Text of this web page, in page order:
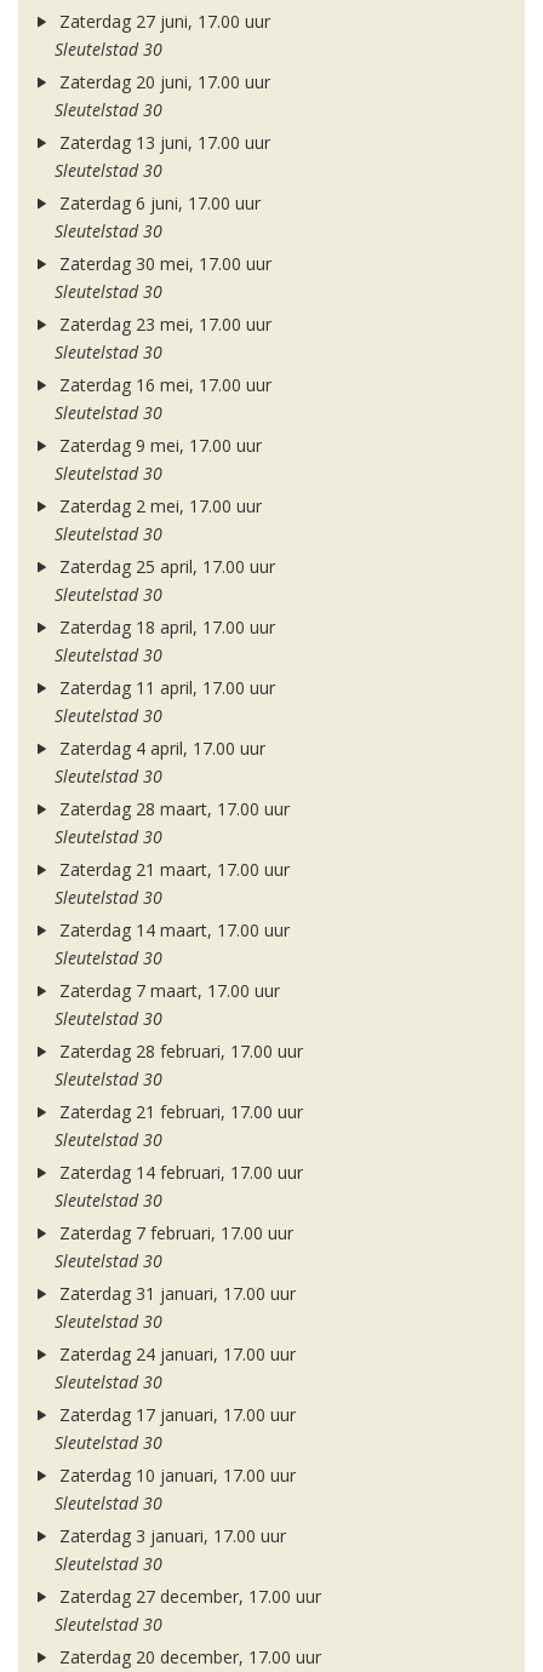
Zaterdag 27 juni, 17.00 uur
Sleutelstad 30
Zaterdag 20 juni, 17.00 uur
Sleutelstad 30
Zaterdag 13 juni, 17.00 uur
Sleutelstad 30
Zaterdag 6 juni, 17.00 uur
Sleutelstad 30
Zaterdag 30 mei, 17.00 uur
Sleutelstad 30
Zaterdag 23 mei, 17.00 uur
Sleutelstad 30
Zaterdag 16 mei, 17.00 uur
Sleutelstad 30
Zaterdag 9 mei, 17.00 uur
Sleutelstad 30
Zaterdag 2 mei, 17.00 uur
Sleutelstad 30
Zaterdag 25 april, 17.00 uur
Sleutelstad 30
Zaterdag 18 april, 17.00 uur
Sleutelstad 30
Zaterdag 11 april, 17.00 uur
Sleutelstad 30
Zaterdag 4 april, 17.00 uur
Sleutelstad 30
Zaterdag 28 maart, 17.00 uur
Sleutelstad 30
Zaterdag 21 maart, 17.00 uur
Sleutelstad 30
Zaterdag 14 maart, 17.00 uur
Sleutelstad 30
Zaterdag 7 maart, 17.00 uur
Sleutelstad 30
Zaterdag 28 februari, 17.00 uur
Sleutelstad 30
Zaterdag 21 februari, 17.00 uur
Sleutelstad 30
Zaterdag 14 februari, 17.00 uur
Sleutelstad 30
Zaterdag 7 februari, 17.00 uur
Sleutelstad 30
Zaterdag 31 januari, 17.00 uur
Sleutelstad 30
Zaterdag 24 januari, 17.00 uur
Sleutelstad 30
Zaterdag 17 januari, 17.00 uur
Sleutelstad 30
Zaterdag 10 januari, 17.00 uur
Sleutelstad 30
Zaterdag 3 januari, 17.00 uur
Sleutelstad 30
Zaterdag 27 december, 17.00 uur
Sleutelstad 30
Zaterdag 20 december, 17.00 uur